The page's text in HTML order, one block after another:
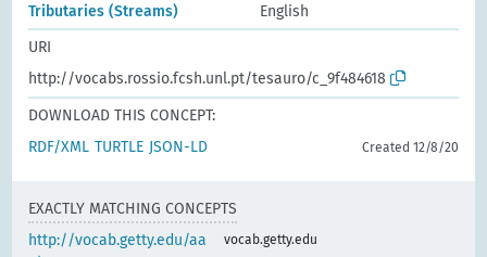
Tributaries (Streams)
English
URI
http://vocabs.rossio.fcsh.unl.pt/tesauro/c_9f484618
DOWNLOAD THIS CONCEPT:
RDF/XML TURTLE JSON-LD Created 12/8/20
EXACTLY MATCHING CONCEPTS
http://vocab.getty.edu/aa
vocab.getty.edu